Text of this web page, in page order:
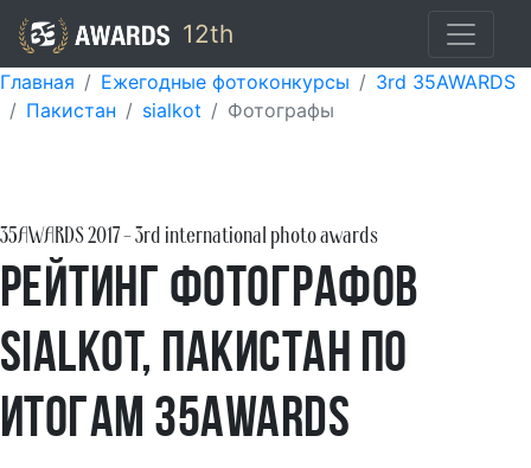
12th
Главная Ежегодные фотоконкурсы
3rd 35AWARDS
Пакистан
sialkot Фотографы
35AWARDS2017- 3rd international photo awards
Рейтинг фотографов
sialkot, Пакистан по
итогам 35AWARDS